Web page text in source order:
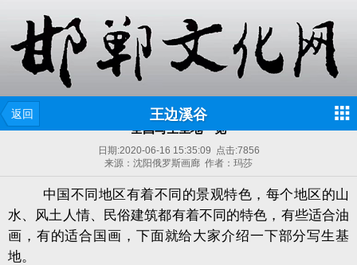
返回 王边溪谷
全国写生圣地一览
日期:2020-06-16 15:35:09 点击:7856
来源：沈阳俄罗斯画廊 作者：玛莎
中国不同地区有着不同的景观特色，每个地区的山
水、风土人情、民俗建筑都有着不同的特色，有些适合油
画，有的适合国画，下面就给大家介绍一下部分写生基
地。